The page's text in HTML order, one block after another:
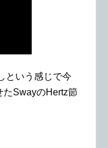
という感じで今
たSwayのHertz節